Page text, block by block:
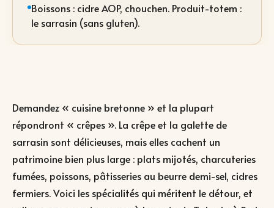
Boissons : cidre AOP, chouchen. Produit-totem :
le sarrasin (sans gluten).
Demandez « cuisine bretonne » et la plupart
répondront « crêpes ». La crêpe et la galette de
sarrasin sont délicieuses, mais elles cachent un
patrimoine bien plus large : plats mijotés, charcuteries
fumées, poissons, pâtisseries au beurre demi-sel, cidres
fermiers. Voici les spécialités qui méritent le détour, et